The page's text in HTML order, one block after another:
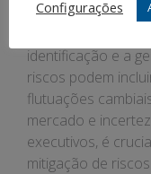
identificação e a
riscos podem
flutuações
mercado e
executivos, é
mitigação de
Configurações